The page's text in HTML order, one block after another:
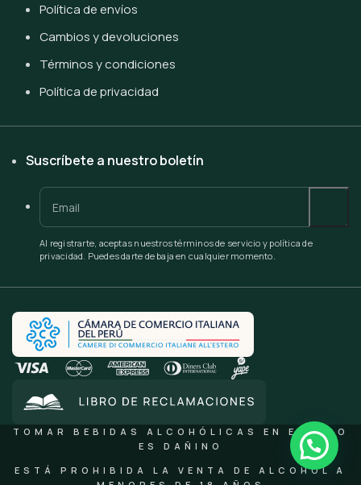
Política de envíos
Cambios y devoluciones
Términos y condiciones
Política de privacidad
Suscríbete a nuestro boletín
Al registrarte, aceptas nuestros términos de servicio y política de
privacidad. Puedes darte de baja en cualquier momento.
TOMAR BEBIDAS ALCOHÓLICAS EN EXCESO
ES DAÑINO
ESTÁ PROHIBIDA LA VENTA DE ALCOHOL A